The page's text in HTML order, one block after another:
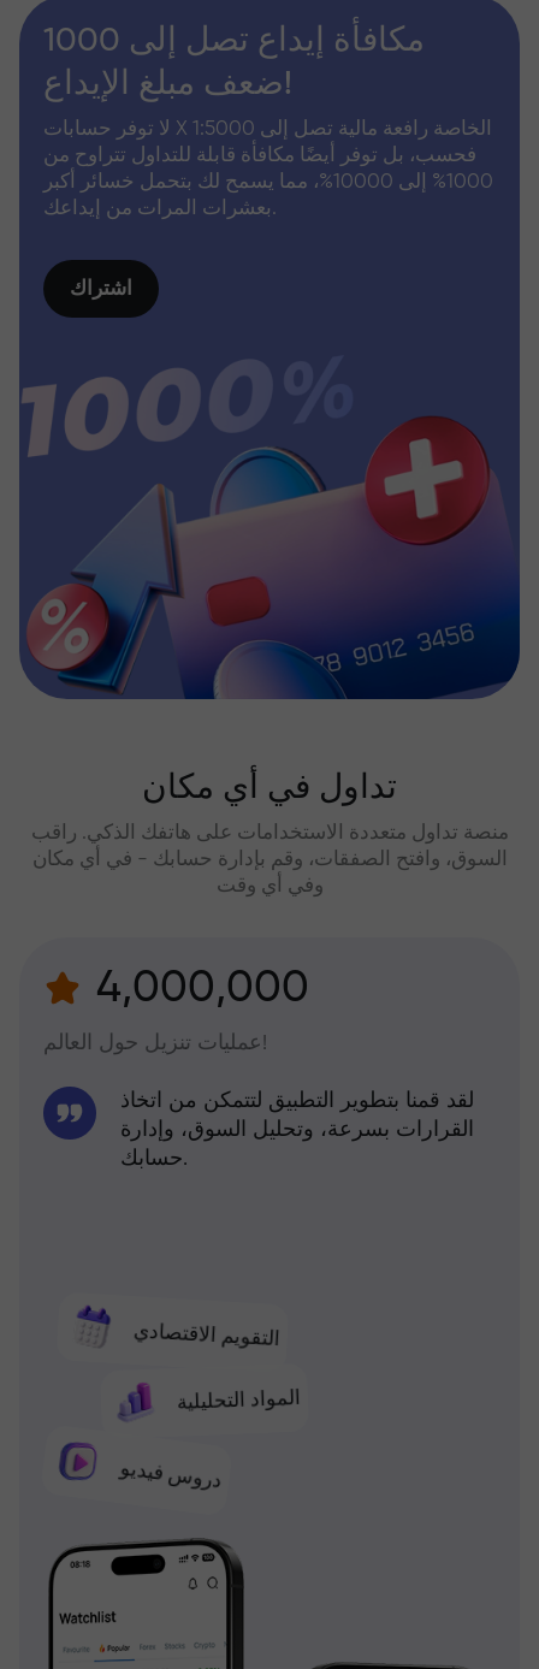
مكافأة إيداع تصل إلى 1000
ضعف مبلغ الإيداع!
لا توفر حسابات X الخاصة رافعة مالية تصل إلى 1:5000
فحسب، بل توفر أيضًا مكافأة قابلة للتداول تتراوح من
1000% إلى 10000%، مما يسمح لك بتحمل خسائر أكبر
بعشرات المرات من إيداعك.
اشتراك
تداول في أي مكان
منصة تداول متعددة الاستخدامات على هاتفك الذكي. راقب
السوق، وافتح الصفقات، وقم بإدارة حسابك - في أي مكان
وفي أي وقت
4,000,000
عمليات تنزيل حول العالم!
التقويم الاقتصادي
المواد التحليلية
دروس فيديو
لقد قمنا بتطوير التطبيق لتتمكن من اتخاذ
القرارات بسرعة، وتحليل السوق، وإدارة
حسابك.